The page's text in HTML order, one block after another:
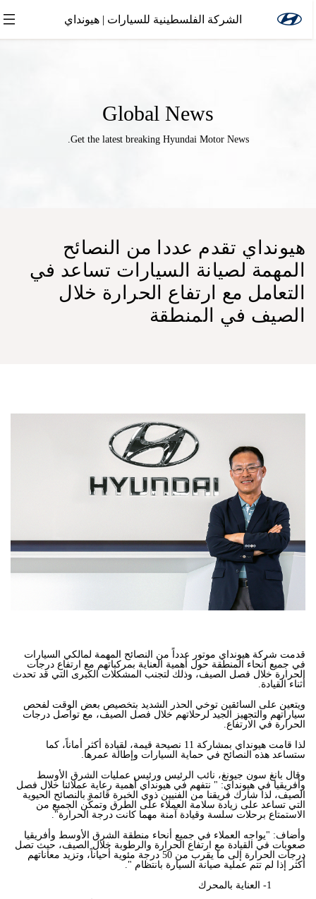
الشركة الفلسطينية للسيارات | هيونداي
Global News
Get the latest breaking Hyundai Motor News.
هيونداي تقدم عددا من النصائح
المهمة لصيانة السيارات تساعد في
التعامل مع ارتفاع الحرارة خلال
الصيف في المنطقة
قدمت شركة هيونداي موتور عدداً من النصائح المهمة لمالكي السيارات
في جميع أنحاء المنطقة حول أهمية العناية بمركباتهم مع ارتفاع درجات
الحرارة خلال فصل الصيف، وذلك لتجنب المشكلات الكبرى التي قد تحدث
أثناء القيادة.
ويتعين على السائقين توخي الحذر الشديد بتخصيص بعض الوقت لفحص
سياراتهم والتجهيز الجيد لرحلاتهم خلال فصل الصيف، مع تواصل درجات
الحرارة في الارتفاع.
لذا قامت هيونداي بمشاركة 11 نصيحة قيمة، لقيادة أكثر أماناً، كما
ستساعد هذه النصائح في حماية السيارات وإطالة عمرها.
وقال بانغ سون جيونغ، نائب الرئيس ورئيس عمليات الشرق الأوسط
وأفريقيا في هيونداي: " نتفهم في هيونداي أهمية رعاية عملائنا خلال فصل
الصيف، لذا شارك فريقنا من الفنيين ذوي الخبرة قائمة بالنصائح الحيوية
التي تساعد على زيادة سلامة العملاء على الطرق وتمكّن الجميع من
الاستمتاع برحلات سلسة وقيادة آمنة مهما كانت درجة الحرارة".
وأضاف: "يواجه العملاء في جميع أنحاء منطقة الشرق الأوسط وأفريقيا
صعوبات في القيادة مع ارتفاع الحرارة والرطوبة خلال الصيف، حيث تصل
درجات الحرارة إلى ما يقرب من 50 درجة مئوية أحياناً، وتزيد معاناتهم
أكثر إذا لم تتم عملية صيانة السيارة بانتظام ".
العناية بالمحرك